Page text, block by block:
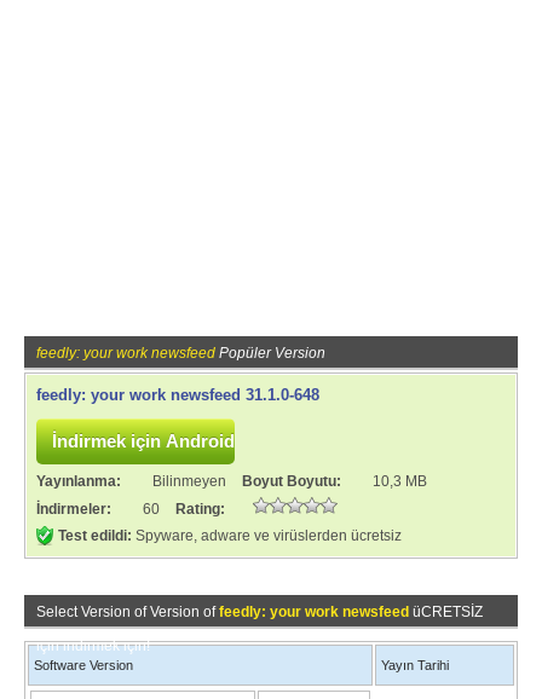
feedly: your work newsfeed Popüler Version
feedly: your work newsfeed 31.1.0-648
Yayınlanma: Bilinmeyen Boyut Boyutu:
10,3 MB
İndirmeler:
60
Rating:
Test edildi: Spyware, adware ve virüslerden ücretsiz
Select Version of Version offeedly: your work newsfeed üCRETSİZ
için indirmek için!
Software Version Yayın Tarihi